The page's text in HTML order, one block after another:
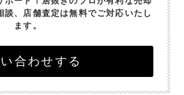
談、店舗査定は無料でご対応いたし
ます。
合わせする